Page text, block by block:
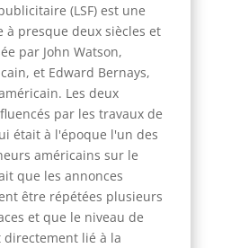
(LSF) est une
presque deux siècles et
par John Watson,
et Edward Bernays,
Les deux
par les travaux de
était à l'époque l'un des
américains sur le
que les annonces
être répétées plusieurs
et que le niveau de
lié à la